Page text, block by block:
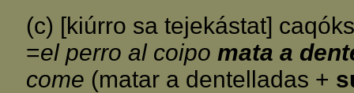
(c) [kiúrro sa tejekástat]
=el perro al coipo mata a
come (matar a dentelladas +